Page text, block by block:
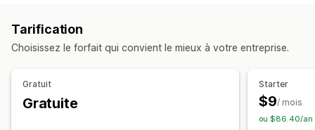
Gestion de campagnes
Rédaction assistée par intelligence artificielle
Génération d’images et vidéos par intelligence artificielle
Tarification
Choisissez le forfait qui convient le mieux à votre entreprise.
Gratuit
Gratuite
Starter
$9/ mois
ou $86.40/an